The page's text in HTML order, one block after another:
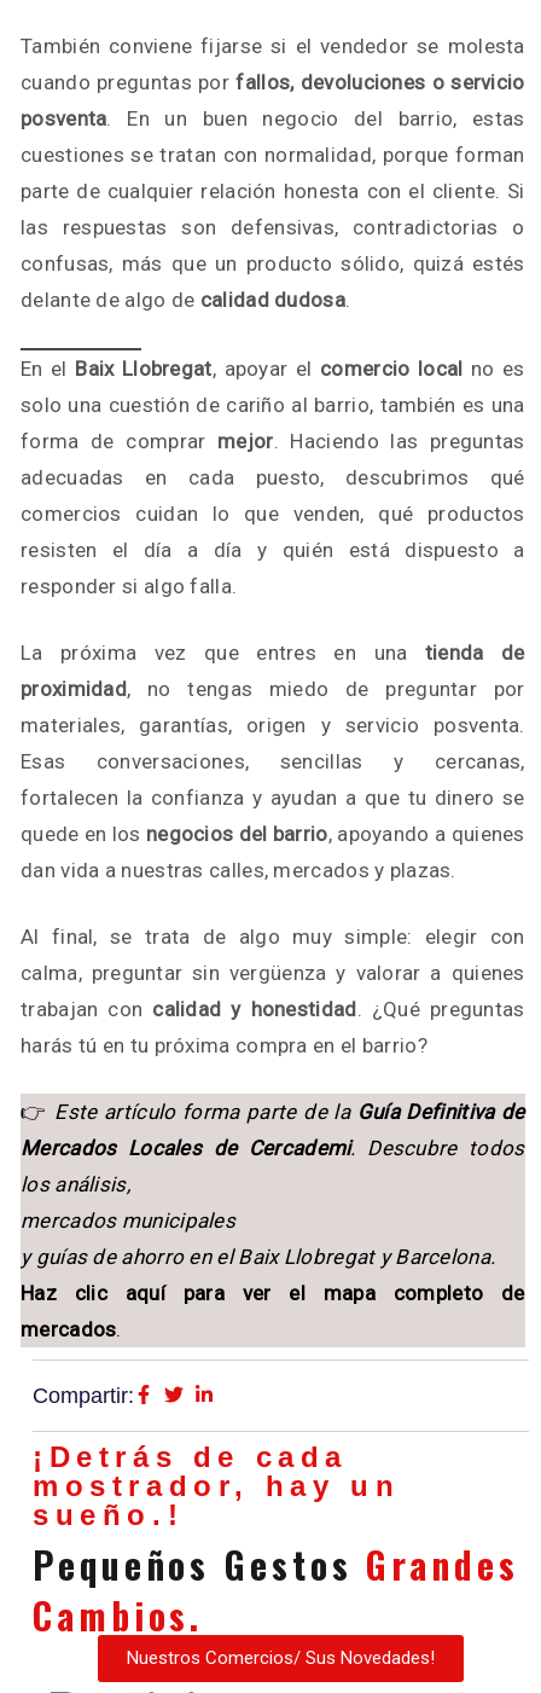
También conviene fijarse si el vendedor se molesta
cuando preguntas porfallos, devoluciones o servicio
posventa. En un buen negocio del barrio, estas
cuestiones se tratan con normalidad, porque forman
parte de cualquier relación honesta con el cliente. Si
las respuestas son defensivas, contradictorias o
confusas, más que un producto sólido, quizá estés
delante de algo de calidad dudosa.
En el Baix Llobregat, apoyar el comercio local no es
solo una cuestión de cariño al barrio, también es una
forma de comprar mejor. Haciendo las preguntas
adecuadas en cada puesto, descubrimos qué
comercios cuidan lo que venden, qué productos
resisten el día a día y quién está dispuesto a
responder si algo falla.
La próxima vez que entres en una tienda de
proximidad, no tengas miedo de preguntar por
materiales, garantías, origen y servicio posventa.
Esas conversaciones, sencillas y cercanas,
fortalecen la confianza y ayudan a que tu dinero se
quede en los negocios del barrio, apoyando a quienes
dan vida a nuestras calles, mercados y plazas.
Al final, se trata de algo muy simple: elegir con
calma, preguntar sin vergüenza y valorar a quienes
trabajan con calidad y honestidad. ¿Qué preguntas
harás tú en tu próxima compra en el barrio?
👉 Este artículo forma parte de la Guía Definitiva de
Mercados Locales de Cercademi. Descubre todos
los análisis,
mercados municipales
y guías de ahorro en el Baix Llobregat y Barcelona.
Haz clic aquí para ver el mapa completo de
mercados.
Compartir:
¡Detrás de cada
mostrador, hay un
sueño.!
Pequeños Gestos Grandes
Cambios.
Nuestros Comercios/ Sus Novedades!